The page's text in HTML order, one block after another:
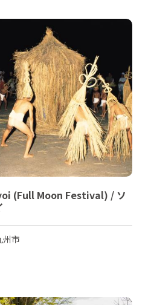
(Full Moon Festival) / ソ
州市